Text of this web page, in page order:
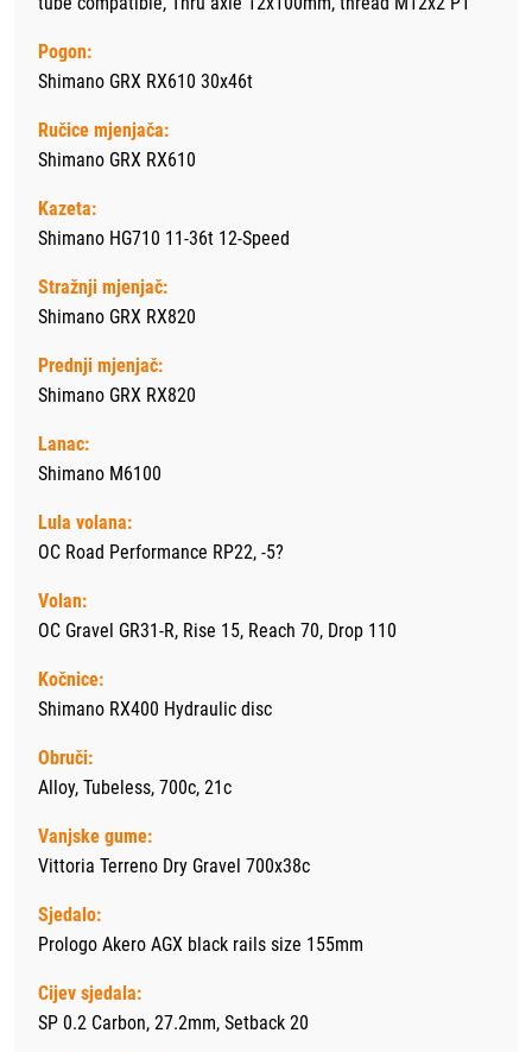
Pogon:
Shimano GRX RX610 30x46t
Ručice mjenjača:
Shimano GRX RX610
Kazeta:
Shimano HG710 11-36t 12-Speed
Stražnji mjenjač:
Shimano GRX RX820
Prednji mjenjač:
Shimano GRX RX820
Lanac:
Shimano M6100
Lula volana:
OC Road Performance RP22, -5?
Volan:
OC Gravel GR31-R, Rise 15, Reach 70, Drop 110
Kočnice:
Shimano RX400 Hydraulic disc
Obruči:
Alloy, Tubeless, 700c, 21c
Vanjske gume:
Vittoria Terreno Dry Gravel 700x38c
Sjedalo:
Prologo Akero AGX black rails size 155mm
Cijev sjedala:
SP 0.2 Carbon, 27.2mm, Setback 20